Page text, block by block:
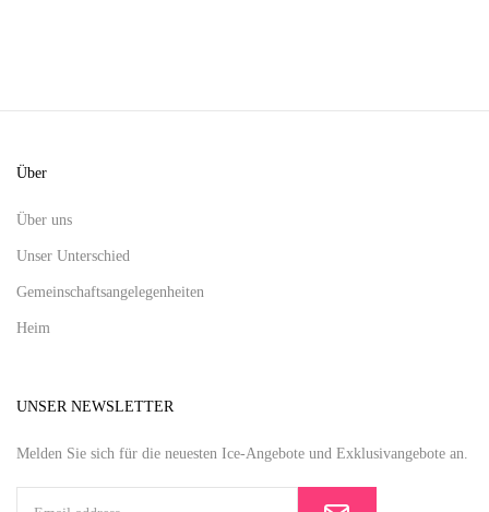
Über
Über uns
Unser Unterschied
Gemeinschaftsangelegenheiten
Heim
UNSER NEWSLETTER
Melden Sie sich für die neuesten Ice-Angebote und Exklusivangebote an.